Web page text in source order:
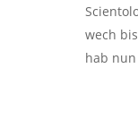
wech
hab